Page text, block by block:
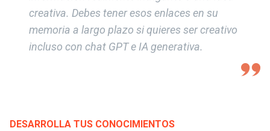
creativa. Debes tener esos enlaces en su
memoria a largo plazo si quieres ser creativo
incluso con chat GPT e IA generativa.
DESARROLLA TUS CONOCIMIENTOS